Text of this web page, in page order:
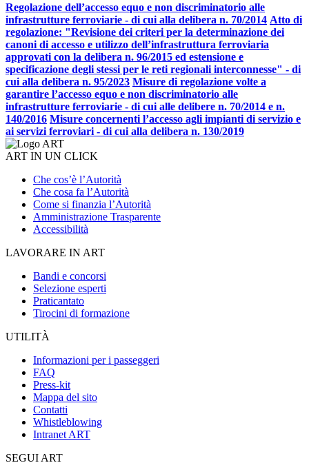
Regolazione dell’accesso equo e non discriminatorio alle
infrastrutture ferroviarie - di cui alla delibera n. 70/2014 Atto di
regolazione: "Revisione dei criteri per la determinazione dei
canoni di accesso e utilizzo dell’infrastruttura ferroviaria
approvati con la delibera n. 96/2015 ed estensione e
specificazione degli stessi per le reti regionali interconnesse" - di
cui alla delibera n. 95/2023 Misure di regolazione volte a
garantire l’accesso equo e non discriminatorio alle
infrastrutture ferroviarie - di cui alle delibere n. 70/2014 e n.
140/2016 Misure concernenti l’accesso agli impianti di servizio e
ai servizi ferroviari - di cui alla delibera n. 130/2019
ART IN UN CLICK
Che cos’è l’Autorità
Che cosa fa l’Autorità
Come si finanzia l’Autorità
Amministrazione Trasparente
Accessibilità
LAVORARE IN ART
Bandi e concorsi
Selezione esperti
Praticantato
Tirocini di formazione
UTILITÀ
Informazioni per i passeggeri
FAQ
Press-kit
Mappa del sito
Contatti
Whistleblowing
Intranet ART
SEGUI ART